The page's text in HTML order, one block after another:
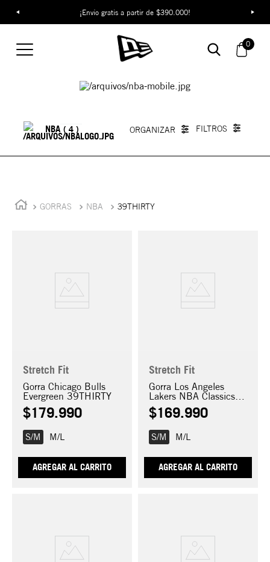
¡Envío gratis a partir de $390.000!
0
Gorras NBA 39THIRTY
NBA 4
GORRAS NBA 39THIRTY
Stretch Fit
Gorra Chicago Bulls
Evergreen 39THIRTY
$179.990
S/M M/L
AGREGAR AL CARRITO
Stretch Fit
Gorra Los Angeles
Lakers NBA Classics
39THIRTY
$169.990
S/M M/L
AGREGAR AL CARRITO